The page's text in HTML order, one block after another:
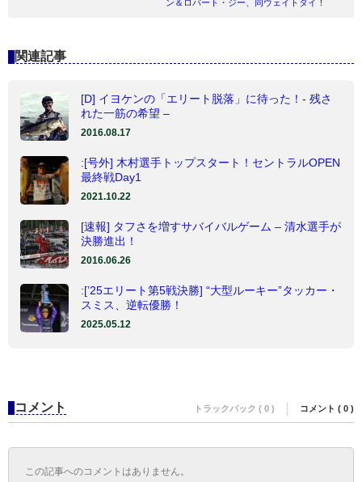
ン＆ロバート・ジー、同ウェイトタイ！
関連記事
[D] イヨケンの「エリート脱落」に待った！- 残さ
れた一筋の希望 –
2016.08.17
:[号外] 木村選手トップスタート！セントラルOPEN
最終戦Day1
2021.10.22
[速報] タフさを増すサバイバルゲーム – 清水選手が
決勝進出！
2016.06.26
:[’25エリート第5戦決勝] “大型ルーキー”タッカー・
スミス、逆転優勝！
2025.05.12
コメント トラックバック ( 0 ) コメント ( 0 )
この記事へのコメントはありません。